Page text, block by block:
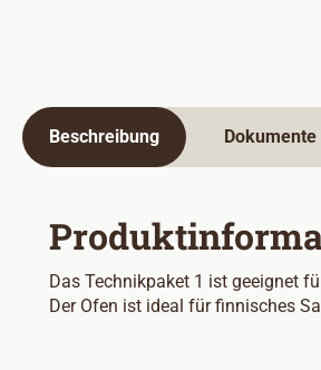
Beschreibung Dokumente
Das Technikpaket 1 ist geeignet
Der Ofen ist ideal für finnisches